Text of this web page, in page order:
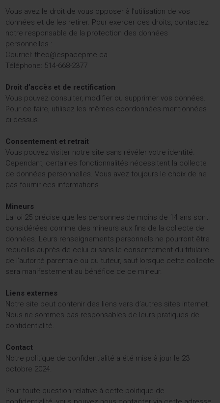
Vous avez le droit de vous opposer à l’utilisation de vos
données et de les retirer. Pour exercer ces droits, contactez
notre responsable de la protection des données
personnelles :
Courriel: theo@espacepme.ca
Téléphone: 514-668-2377
Droit d’accès et de rectification
Vous pouvez consulter, modifier ou supprimer vos données.
Pour ce faire, utilisez les mêmes coordonnées mentionnées
ci-dessus.
Consentement et retrait
Vous pouvez visiter notre site sans révéler votre identité.
Cependant, certaines fonctionnalités nécessitent la collecte
de données personnelles. Vous avez toujours le choix de ne
pas fournir ces informations.
Mineurs
La loi 25 précise que les personnes de moins de 14 ans sont
considérées comme des mineurs aux fins de la collecte de
données. Leurs renseignements personnels ne pourront être
recueillis auprès de celui-ci sans le consentement du titulaire
de l’autorité parentale ou du tuteur, sauf lorsque cette collecte
sera manifestement au bénéfice de ce mineur.
Liens externes
Notre site peut contenir des liens vers d’autres sites internet.
Nous ne sommes pas responsables de leurs pratiques de
confidentialité.
Contact
Notre politique de confidentialité a été mise à jour le 23
octobre 2024.
Pour toute question relative à cette politique de